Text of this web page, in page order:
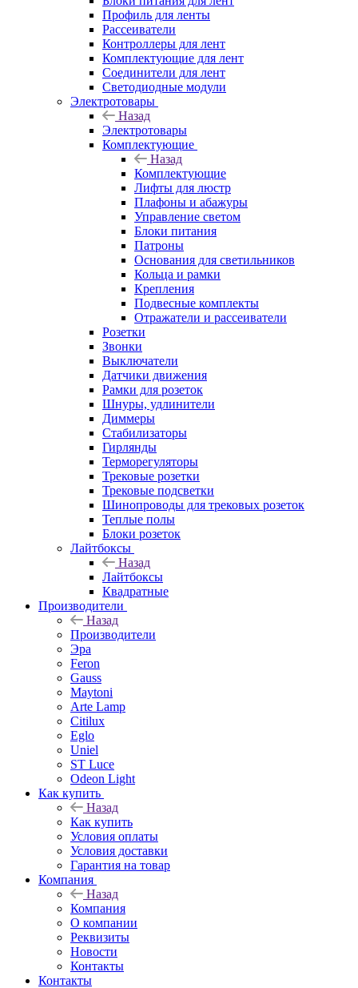
Профиль для ленты
Рассеиватели
Контроллеры для лент
Комплектующие для лент
Соединители для лент
Светодиодные модули
Электротовары
Назад
Электротовары
Комплектующие
Назад
Комплектующие
Лифты для люстр
Плафоны и абажуры
Управление светом
Блоки питания
Патроны
Основания для светильников
Кольца и рамки
Крепления
Подвесные комплекты
Отражатели и рассеиватели
Розетки
Звонки
Выключатели
Датчики движения
Рамки для розеток
Шнуры, удлинители
Диммеры
Стабилизаторы
Гирлянды
Терморегуляторы
Трековые розетки
Трековые подсветки
Шинопроводы для трековых розеток
Теплые полы
Блоки розеток
Лайтбоксы
Назад
Лайтбоксы
Квадратные
Производители
Назад
Производители
Эра
Feron
Gauss
Maytoni
Arte Lamp
Citilux
Eglo
Uniel
ST Luce
Odeon Light
Как купить
Назад
Как купить
Условия оплаты
Условия доставки
Гарантия на товар
Компания
Назад
Компания
О компании
Реквизиты
Новости
Контакты
Контакты